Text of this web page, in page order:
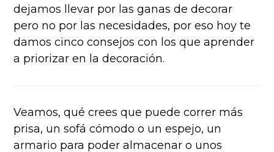
dejamos llevar por las ganas de decorar
pero no por las necesidades, por eso hoy te
damos cinco consejos con los que aprender
a priorizar en la decoración.
Veamos, qué crees que puede correr más
prisa, un sofá cómodo o un espejo, un
armario para poder almacenar o unos